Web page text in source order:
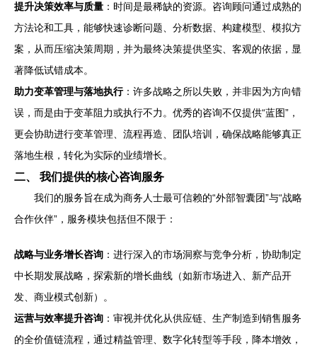
提升决策效率与质量 ：时间是最稀缺的资源。咨询顾问通过成熟的
方法论和工具，能够快速诊断问题、分析数据、构建模型、模拟方
案，从而压缩决策周期，并为最终决策提供坚实、客观的依据，显
著降低试错成本。
助力变革管理与落地执行：许多战略之所以失败，并非因为方向错
误，而是由于变革阻力或执行不力。优秀的咨询不仅提供“蓝图”，
更会协助进行变革管理、流程再造、团队培训，确保战略能够真正
落地生根，转化为实际的业绩增长。
二、 我们提供的核心咨询服务
我们的服务旨在成为商务人士最可信赖的“外部智囊团”与“战略
合作伙伴”，服务模块包括但不限于：
战略与业务增长咨询 ：进行深入的市场洞察与竞争分析，协助制定
中长期发展战略，探索新的增长曲线（如新市场进入、新产品开
发、商业模式创新）。
运营与效率提升咨询 ：审视并优化从供应链、生产制造到销售服务
的全价值链流程，通过精益管理、数字化转型等手段，降本增效，